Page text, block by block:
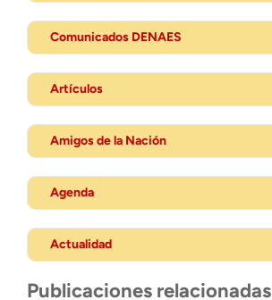
Comunicados DENAES
Artículos
Amigos de la Nación
Agenda
Actualidad
Publicaciones relacionadas